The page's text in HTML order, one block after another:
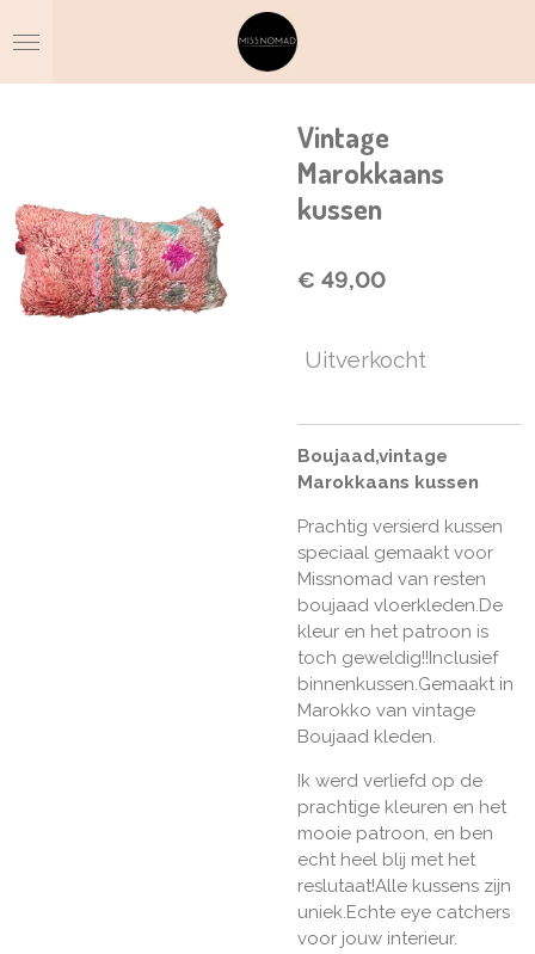
direct
Vintage
Marokkaans
kussen
€ 49,00
Uitverkocht
Boujaad,vintage
Marokkaans kussen
Prachtig versierd kussen
speciaal gemaakt voor
Missnomad van resten
boujaad vloerkleden.De
kleur en het patroon is
toch geweldig!!Inclusief
binnenkussen.Gemaakt in
Marokko van vintage
Boujaad kleden.
Ik werd verliefd op de
prachtige kleuren en het
mooie patroon, en ben
echt heel blij met het
reslutaat!Alle kussens zijn
uniek.Echte eye catchers
voor jouw interieur.